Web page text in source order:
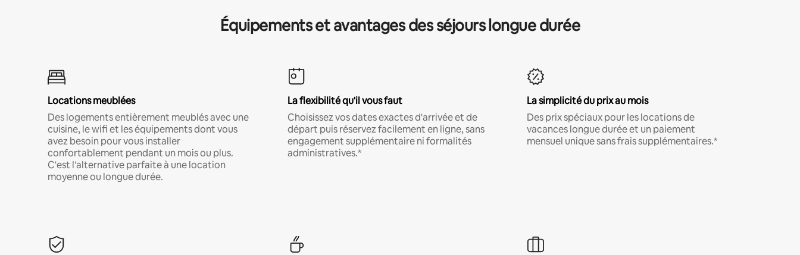
Équipements et avantages des séjours longue durée
Locations meublées
Des logements entièrement meublés avec une
cuisine, le wifi et les équipements dont vous
avez besoin pour vous installer
confortablement pendant un mois ou plus.
C'est l'alternative parfaite à une location
moyenne ou longue durée.
La flexibilité qu'il vous faut
Choisissez vos dates exactes d'arrivée et de
départ puis réservez facilement en ligne, sans
engagement supplémentaire ni formalités
administratives.*
La simplicité du prix au mois
Des prix spéciaux pour les locations de
vacances longue durée et un paiement
mensuel unique sans frais supplémentaires.*